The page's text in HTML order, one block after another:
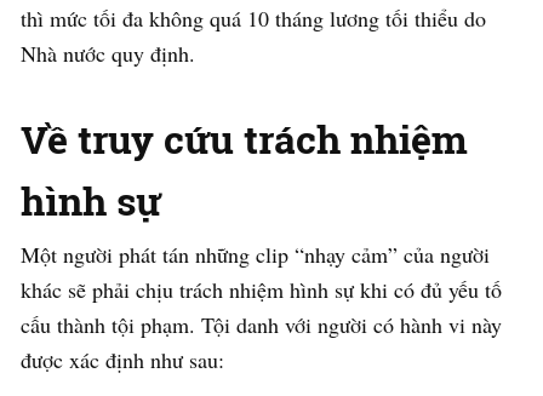
thì mức tối đa không quá 10 tháng lương tối thiểu do
Nhà nước quy định.
Về truy cứu trách nhiệm
hình sự
Một người phát tán những clip “nhạy cảm” của người
khác sẽ phải chịu trách nhiệm hình sự khi có đủ yếu tố
cấu thành tội phạm. Tội danh với người có hành vi này
được xác định như sau: